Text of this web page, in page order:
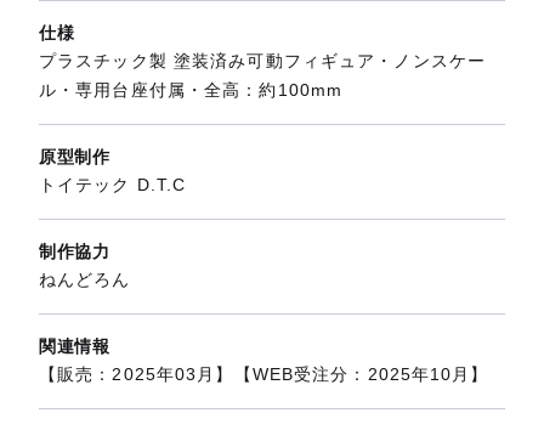
仕様
プラスチック製 塗装済み可動フィギュア・ノンスケー
ル・専用台座付属・全高：約100mm
原型制作
トイテック D.T.C
制作協力
ねんどろん
関連情報
【販売：2025年03月】【WEB受注分：2025年10月】